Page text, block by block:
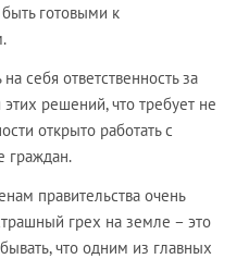
готовыми к
себя ответственность за
решений, что требует не
открыто работать с
граждан.
правительства очень
грех на земле – это
что одним из главных